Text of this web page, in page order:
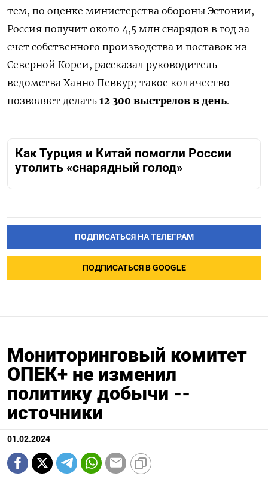
тем, по оценке министерства обороны Эстонии,
Россия получит около 4,5 млн снарядов в год за
счет собственного производства и поставок из
Северной Кореи, рассказал руководитель
ведомства Ханно Певкур; такое количество
позволяет делать 12 300 выстрелов в день.
Как Турция и Китай помогли России
утолить «снарядный голод»
ПОДПИСАТЬСЯ НА ТЕЛЕГРАМ
ПОДПИСАТЬСЯ В GOOGLE
Мониторинговый комитет
ОПЕК+ не изменил
политику добычи --
источники
01.02.2024